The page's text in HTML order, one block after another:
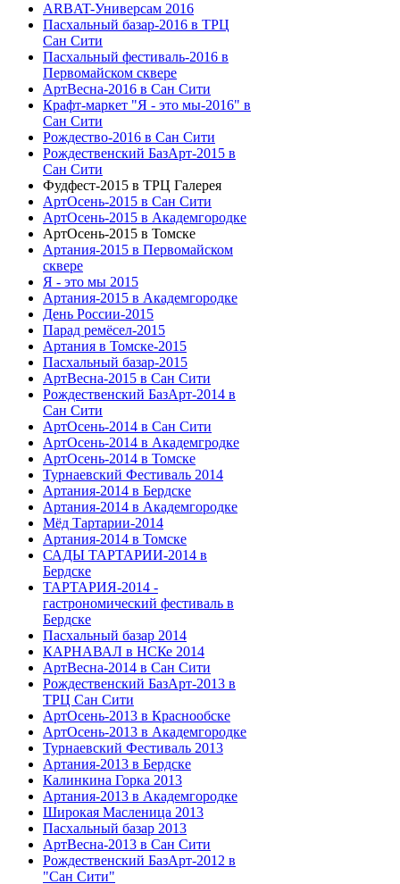
ARBAT-Универсам 2016
Пасхальный базар-2016 в ТРЦ
Сан Сити
Пасхальный фестиваль-2016 в
Первомайском сквере
АртВесна-2016 в Сан Сити
Крафт-маркет "Я - это мы-2016" в
Сан Сити
Рождество-2016 в Сан Сити
Рождественский БазАрт-2015 в
Сан Сити
Фудфест-2015 в ТРЦ Галерея
АртОсень-2015 в Сан Сити
АртОсень-2015 в Академгородке
АртОсень-2015 в Томске
Артания-2015 в Первомайском
сквере
Я - это мы 2015
Артания-2015 в Академгородке
День России-2015
Парад ремёсел-2015
Артания в Томске-2015
Пасхальный базар-2015
АртВесна-2015 в Сан Сити
Рождественский БазАрт-2014 в
Сан Сити
АртОсень-2014 в Сан Сити
АртОсень-2014 в Академгродке
АртОсень-2014 в Томске
Турнаевский Фестиваль 2014
Артания-2014 в Бердске
Артания-2014 в Академгородке
Мёд Тартарии-2014
Артания-2014 в Томске
САДЫ ТАРТАРИИ-2014 в
Бердске
ТАРТАРИЯ-2014 -
гастрономический фестиваль в
Бердске
Пасхальный базар 2014
КАРНАВАЛ в НСКе 2014
АртВесна-2014 в Сан Сити
Рождественский БазАрт-2013 в
ТРЦ Сан Сити
АртОсень-2013 в Краснообске
АртОсень-2013 в Академгородке
Турнаевский Фестиваль 2013
Артания-2013 в Бердске
Калинкина Горка 2013
Артания-2013 в Академгородке
Широкая Масленица 2013
Пасхальный базар 2013
АртВесна-2013 в Сан Сити
Рождественский БазАрт-2012 в
"Сан Сити"